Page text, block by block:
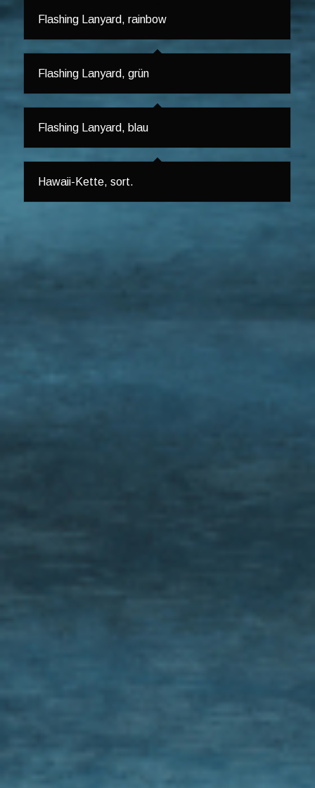
Flashing Lanyard, rainbow
Flashing Lanyard, grün
Flashing Lanyard, blau
Hawaii-Kette, sort.